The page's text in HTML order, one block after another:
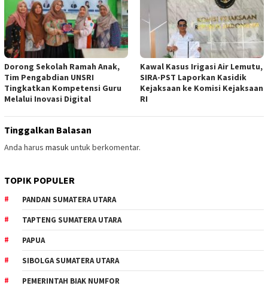
Dorong Sekolah Ramah Anak,
Tim Pengabdian UNSRI
Tingkatkan Kompetensi Guru
Melalui Inovasi Digital
Kawal Kasus Irigasi Air Lemutu,
SIRA-PST Laporkan Kasidik
Kejaksaan ke Komisi Kejaksaan
RI
Tinggalkan Balasan
Anda harus masukuntuk berkomentar.
TOPIK POPULER
PANDAN SUMATERA UTARA
TAPTENG SUMATERA UTARA
PAPUA
SIBOLGA SUMATERA UTARA
PEMERINTAH BIAK NUMFOR